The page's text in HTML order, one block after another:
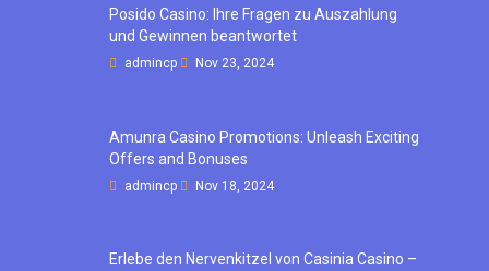
Posido Casino: Ihre Fragen zu Auszahlung
und Gewinnen beantwortet
admincp Nov 23, 2024
Amunra Casino Promotions: Unleash Exciting
Offers and Bonuses
admincp Nov 18, 2024
Erlebe den Nervenkitzel von Casinia Casino –